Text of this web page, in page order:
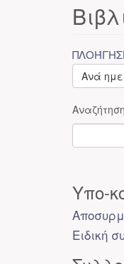
Ανά
Υπο-
Ειδική